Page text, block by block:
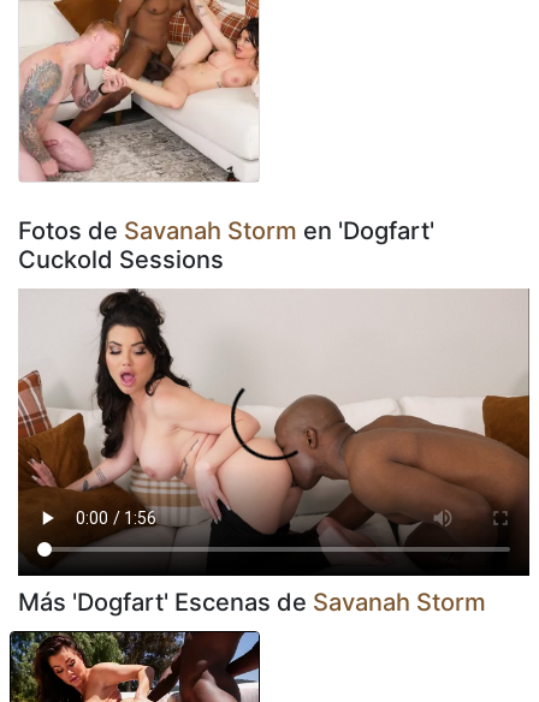
Fotos de Savanah Storm en 'Dogfart'
Cuckold Sessions
Más 'Dogfart' Escenas de Savanah Storm